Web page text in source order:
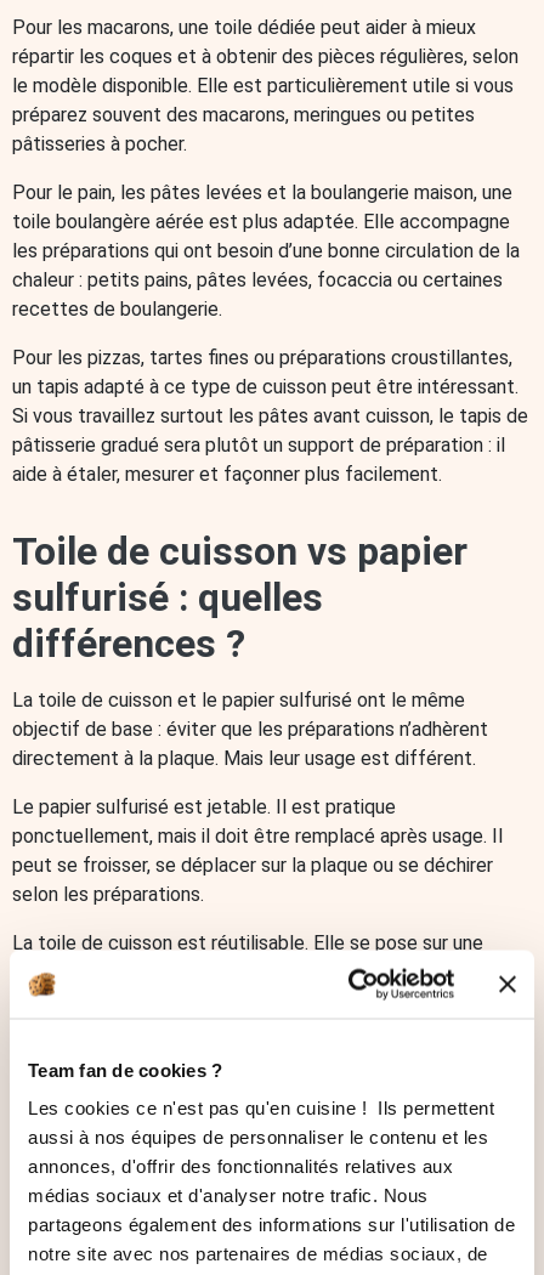
Team fan de cookies ?
Les cookies ce n'est pas qu'en cuisine ! Ils permettent
aussi à nos équipes de personnaliser le contenu et les
annonces, d'offrir des fonctionnalités relatives aux
médias sociaux et d'analyser notre trafic. Nous
partageons également des informations sur l'utilisation de
notre site avec nos partenaires de médias sociaux, de
Pour les macarons, une toile dédiée peut aider à mieux
répartir les coques et à obtenir des pièces régulières, selon
le modèle disponible. Elle est particulièrement utile si vous
préparez souvent des macarons, meringues ou petites
pâtisseries à pocher.
Pour le pain, les pâtes levées et la boulangerie maison, une
toile boulangère aérée est plus adaptée. Elle accompagne
les préparations qui ont besoin d’une bonne circulation de la
chaleur : petits pains, pâtes levées, focaccia ou certaines
recettes de boulangerie.
Pour les pizzas, tartes fines ou préparations croustillantes,
un tapis adapté à ce type de cuisson peut être intéressant.
Si vous travaillez surtout les pâtes avant cuisson, le tapis de
pâtisserie gradué sera plutôt un support de préparation : il
aide à étaler, mesurer et façonner plus facilement.
Toile de cuisson vs papier
sulfurisé : quelles
différences ?
La toile de cuisson et le papier sulfurisé ont le même
objectif de base : éviter que les préparations n’adhèrent
directement à la plaque. Mais leur usage est différent.
Le papier sulfurisé est jetable. Il est pratique
ponctuellement, mais il doit être remplacé après usage. Il
peut se froisser, se déplacer sur la plaque ou se déchirer
selon les préparations.
La toile de cuisson est réutilisable. Elle se pose sur une
plaque adaptée et sert de support pour de nombreuses
recettes : biscuits, sablés, choux, macarons, pizzas, pains,
régulière, à condition de respecter les recommandations
Critère Toile de cuisson
Papier
sulfurisé
Usage Réutilisable Jetable